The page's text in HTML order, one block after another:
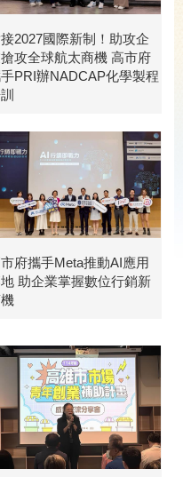
2027國際新制！助攻企
攻全球航太商機 高市府
PRI辦NADCAP化學製程
府攜手Meta推動AI應用
助企業掌握數位行銷新